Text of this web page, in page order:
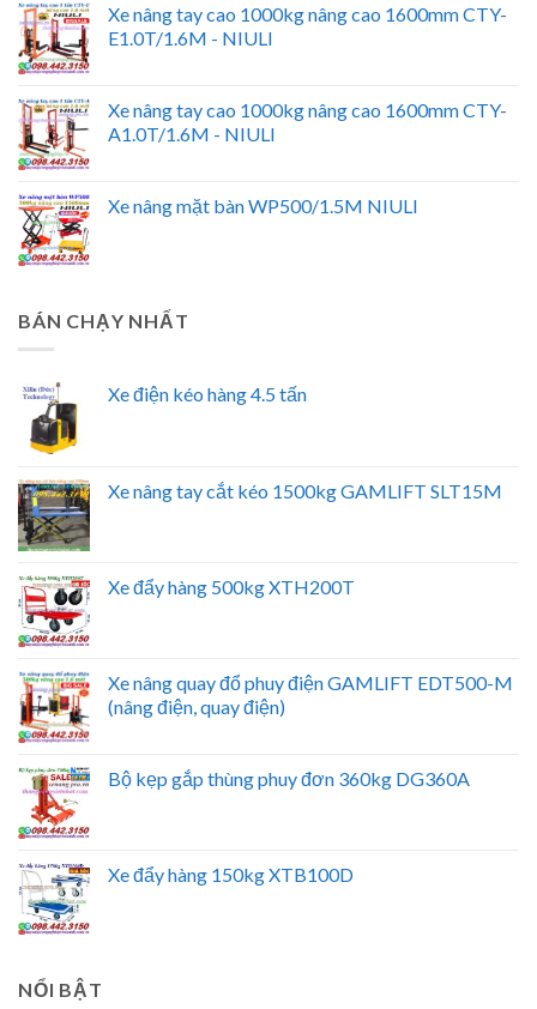
Xe nâng tay cao 1000kg nâng cao 1600mm CTY-
E1.0T/1.6M - NIULI
Xe nâng tay cao 1000kg nâng cao 1600mm CTY-
A1.0T/1.6M - NIULI
Xe nâng mặt bàn WP500/1.5M NIULI
BÁN CHẠY NHẤT
Xe điện kéo hàng 4.5 tấn
Xe nâng tay cắt kéo 1500kg GAMLIFT SLT15M
Xe đẩy hàng 500kg XTH200T
Xe nâng quay đổ phuy điện GAMLIFT EDT500-M
(nâng điện, quay điện)
Bộ kẹp gắp thùng phuy đơn 360kg DG360A
Xe đẩy hàng 150kg XTB100D
NỔI BẬT